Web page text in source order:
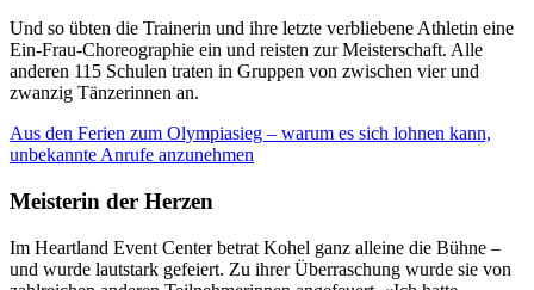
Und so übten die Trainerin und ihre letzte verbliebene Athletin eine
Ein-Frau-Choreographie ein und reisten zur Meisterschaft. Alle
anderen 115 Schulen traten in Gruppen von zwischen vier und
zwanzig Tänzerinnen an.
Aus den Ferien zum Olympiasieg – warum es sich lohnen kann,
unbekannte Anrufe anzunehmen
Meisterin der Herzen
Im Heartland Event Center betrat Kohel ganz alleine die Bühne –
und wurde lautstark gefeiert. Zu ihrer Überraschung wurde sie von